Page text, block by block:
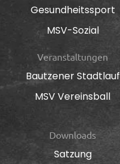
Gesundheitssport
MSV-Sozial
Veranstaltungen
Bautzener Stadtlauf
MSV Vereinsball
Downloads
Satzung